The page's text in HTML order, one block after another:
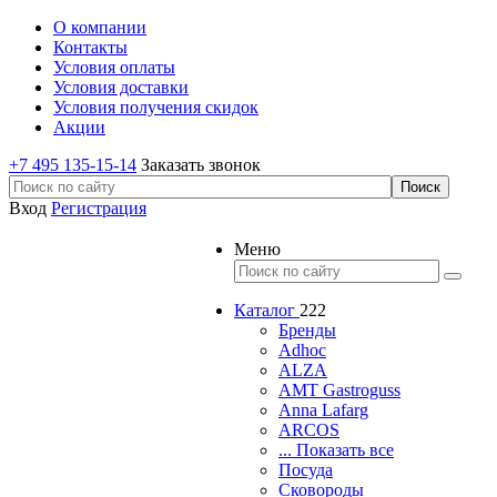
О компании
Контакты
Условия оплаты
Условия доставки
Условия получения скидок
Акции
+7 495 135-15-14 Заказать звонок
Вход Регистрация
Меню
Каталог 222
Бренды
Adhoc
ALZA
AMT Gastroguss
Anna Lafarg
ARCOS
... Показать все
Посуда
Сковороды